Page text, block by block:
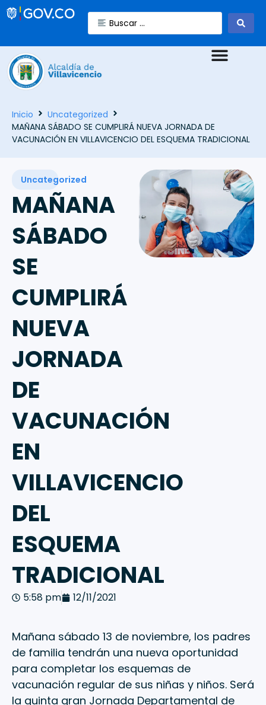
Inicio
Uncategorized
MAÑANA SÁBADO SE CUMPLIRÁ NUEVA JORNADA DE
VACUNACIÓN EN VILLAVICENCIO DEL ESQUEMA TRADICIONAL
Uncategorized
MAÑANA
SÁBADO
SE
CUMPLIRÁ
NUEVA
JORNADA
DE
VACUNACIÓN
EN
VILLAVICENCIO
DEL
ESQUEMA
TRADICIONAL
5:58 pm 12/11/2021
Mañana sábado 13 de noviembre, los padres
de familia tendrán una nueva oportunidad
para completar los esquemas de
vacunación regular de sus niñas y niños. Será
la quinta gran Jornada Departamental de